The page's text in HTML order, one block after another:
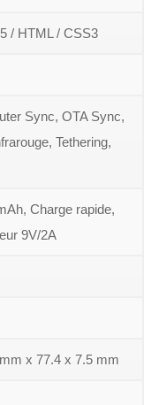
/ HTML / CSS3
Sync, OTA Sync,
Tethering,
Charge rapide,
9V/2A
x 77.4 x 7.5 mm